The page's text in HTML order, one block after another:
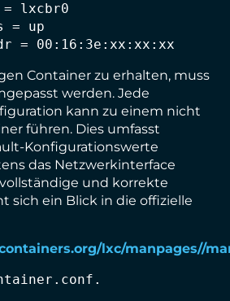
lxcbr0
= up
= 00:16:3e:xx:xx:xx
Container zu erhalten, muss
werden. Jede
kann zu einem nicht
führen. Dies umfasst
Konfigurationswerte
das Netzwerkinterface
und korrekte
sich ein Blick in die offizielle
lxc/manpages//